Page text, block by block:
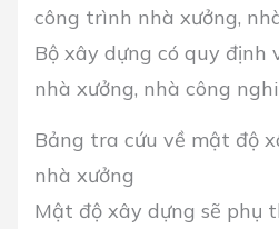
công trình nhà xưởng,
Bộ xây dựng có quy định
nhà xưởng, nhà công
Bảng tra cứu về mật độ
nhà xưởng
Mật độ xây dựng sẽ phụ